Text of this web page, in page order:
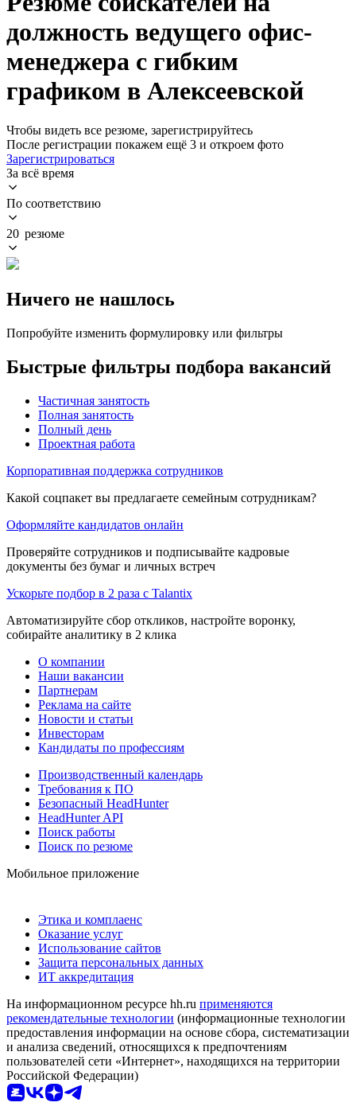
должность ведущего офис-
менеджера с гибким
графиком в Алексеевской
Чтобы видеть все резюме, зарегистрируйтесь
После регистрации покажем ещё 3 и откроем фото
Зарегистрироваться
За всё время
По соответствию
20 резюме
Ничего не нашлось
Попробуйте изменить формулировку или фильтры
Быстрые фильтры подбора вакансий
Частичная занятость
Полная занятость
Полный день
Проектная работа
Корпоративная поддержка сотрудников
Какой соцпакет вы предлагаете семейным сотрудникам?
Оформляйте кандидатов онлайн
Проверяйте сотрудников и подписывайте кадровые
документы без бумаг и личных встреч
Ускорьте подбор в 2 раза с Talantix
Автоматизируйте сбор откликов, настройте воронку,
собирайте аналитику в 2 клика
О компании
Наши вакансии
Партнерам
Реклама на сайте
Новости и статьи
Инвесторам
Кандидаты по профессиям
Производственный календарь
Требования к ПО
Безопасный HeadHunter
HeadHunter API
Поиск работы
Поиск по резюме
Мобильное приложение
Этика и комплаенс
Оказание услуг
Использование сайтов
Защита персональных данных
ИТ аккредитация
На информационном ресурсе hh.ru применяются
рекомендательные технологии (информационные технологии
предоставления информации на основе сбора, систематизации
и анализа сведений, относящихся к предпочтениям
пользователей сети «Интернет», находящихся на территории
Российской Федерации)